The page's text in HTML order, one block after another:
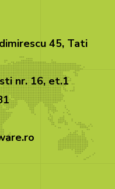
45, Tati
nr. 16, et.1